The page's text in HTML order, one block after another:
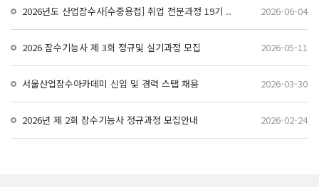
2026년도 산업잠수사[수중용접] 취업 전문과정 19기 .. 2026-06-04
2026 잠수기능사 제 3회 정규및 실기과정 모집 2026-05-11
서울산업잠수아카데미 신입 및 경력 스탭 채용 2026-03-30
2026년 제 2회 잠수기능사 정규과정 모집안내 2026-02-24